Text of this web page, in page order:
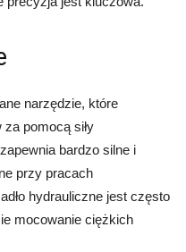
narzędzie, które
pomocą siły
bardzo silne i
przy pracach
hydrauliczne jest często
mocowanie ciężkich